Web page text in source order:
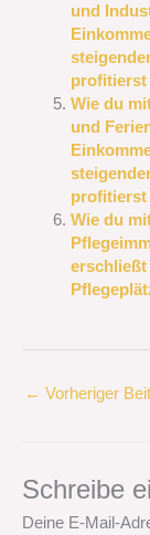
und
profitierst
Wie du
und
profitierst
Wie du
erschließt
← Vorheriger
Schreibe
Deine E-Mail-